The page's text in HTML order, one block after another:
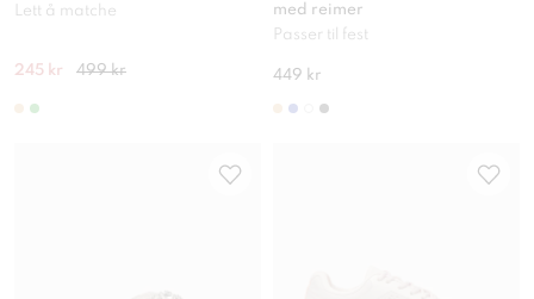
Lett å matche
245 kr 499 kr
med reimer
Passer til fest
449 kr